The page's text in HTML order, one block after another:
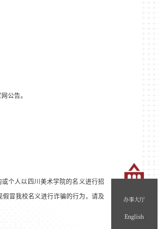
公告。
个人以四川美术学院的名义进行招
冒我校名义进行诈骗的行为，请及 办事大厅
English